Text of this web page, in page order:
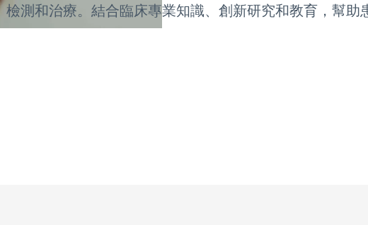
檢測和治療。結合臨床專業知識、創新研究和教育，幫